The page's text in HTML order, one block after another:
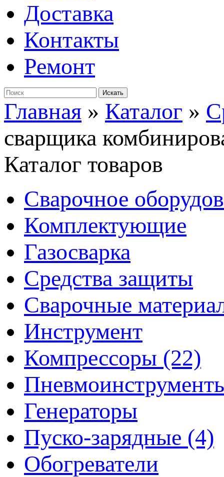
Доставка
Контакты
Ремонт
Главная » Каталог »
сварщика
Каталог товаров
Сварочное
Комплектующие
Газосварка
Средства защиты
Сварочные
Инструмент
Компрессоры (22)
Генераторы
Пуско-зарядные (4)
Обогреватели